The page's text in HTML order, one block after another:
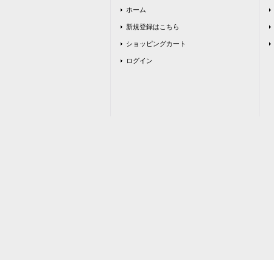
ホーム
新規登録はこちら
ショッピングカート
ログイン